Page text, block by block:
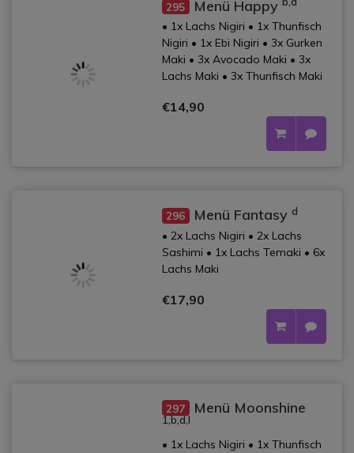
295 Menü Happy
• 1x Lachs Nigiri • 1x Thunfisch
Nigiri • 1x Ebi Nigiri • 3x Gurken
Maki • 3x Avocado Maki • 3x
Lachs Maki • 3x Thunfisch Maki
€14,90
296 Menü Fantasy d
• 2x Lachs Nigiri • 2x Lachs
Sashimi • 1x Lachs Temaki • 6x
Lachs Maki
€17,90
297 Menü Moonshine
1,b,d,l
• 1x Lachs Nigiri • 1x Thunfisch